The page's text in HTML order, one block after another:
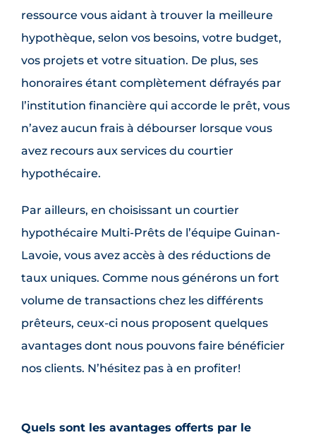
ressource vous aidant à trouver la meilleure
hypothèque, selon vos besoins, votre budget,
vos projets et votre situation. De plus, ses
honoraires étant complètement défrayés par
l’institution financière qui accorde le prêt, vous
n’avez aucun frais à débourser lorsque vous
avez recours aux services du courtier
hypothécaire.
Par ailleurs, en choisissant un courtier
hypothécaire Multi-Prêts de l’équipe Guinan-
Lavoie, vous avez accès à des réductions de
taux uniques. Comme nous générons un fort
volume de transactions chez les différents
prêteurs, ceux-ci nous proposent quelques
avantages dont nous pouvons faire bénéficier
nos clients. N’hésitez pas à en profiter!
Quels sont les avantages offerts par le